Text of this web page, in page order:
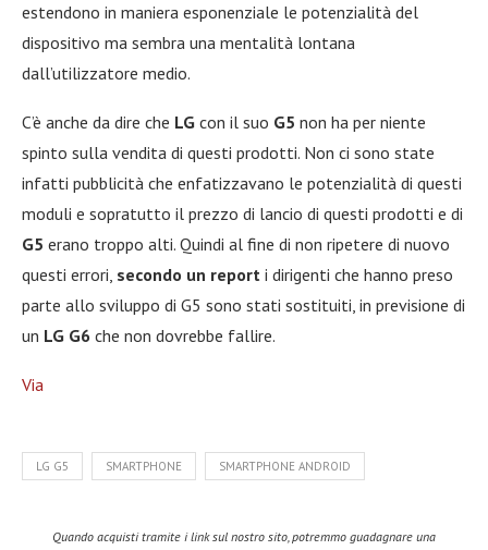
estendono in maniera esponenziale le potenzialità del
dispositivo ma sembra una mentalità lontana
dall’utilizzatore medio.
C’è anche da dire che LG con il suo G5 non ha per niente
spinto sulla vendita di questi prodotti. Non ci sono state
infatti pubblicità che enfatizzavano le potenzialità di questi
moduli e sopratutto il prezzo di lancio di questi prodotti e di
G5 erano troppo alti. Quindi al fine di non ripetere di nuovo
questi errori, secondo un report i dirigenti che hanno preso
parte allo sviluppo di G5 sono stati sostituiti, in previsione di
un LG G6 che non dovrebbe fallire.
Via
LG G5 SMARTPHONE SMARTPHONE ANDROID
Quando acquisti tramite i link sul nostro sito, potremmo guadagnare una